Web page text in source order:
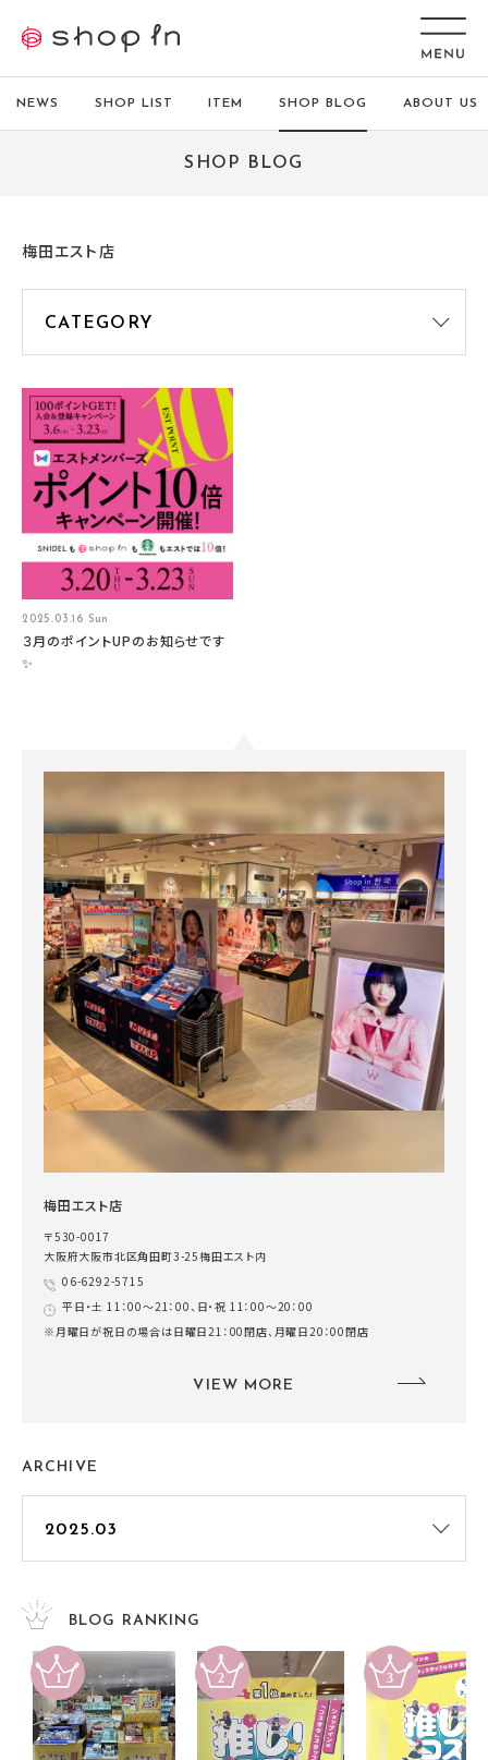
NEWS SHOP LIST ITEM SHOP BLOG ABOUT US
SHOP BLOG
梅田エスト店
2025.03.16 Sun
３月のポイントUPのお知らせです
✨
梅田エスト店
〒530-0017
大阪府大阪市北区角田町3-25梅田エスト内
06-6292-5715
平日・土 11：00～21：00、日・祝 11：00～20：00
※月曜日が祝日の場合は日曜日21：00閉店、月曜日20：00閉店
VIEW MORE
ARCHIVE
BLOG RANKING